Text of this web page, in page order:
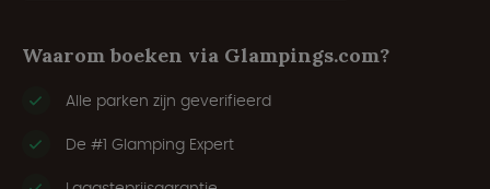
Waarom boeken via Glampings.com?
Alle parken zijn geverifieerd
De #1 Glamping Expert